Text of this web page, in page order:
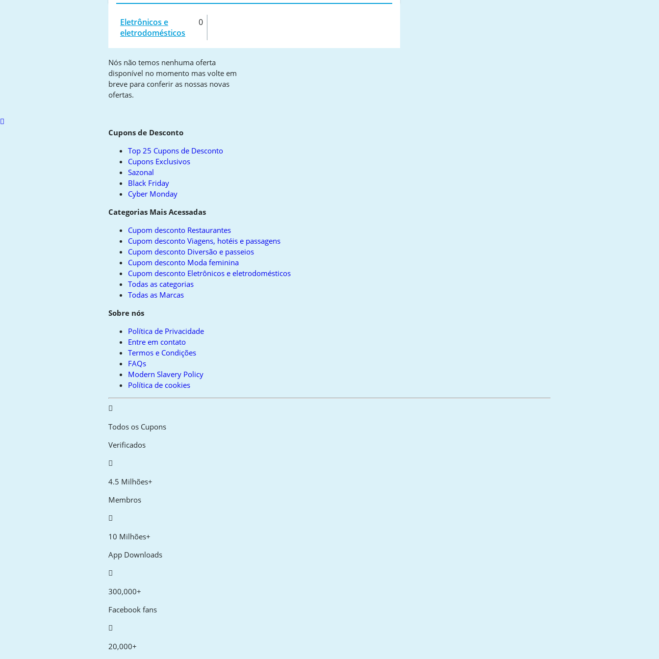
Eletrônicos e
eletrodomésticos
0
Nós não temos nenhuma oferta
disponível no momento mas volte em
breve para conferir as nossas novas
ofertas.
Scroll
Cupons de Desconto
Top 25 Cupons de Desconto
Cupons Exclusivos
Sazonal
Black Friday
Cyber Monday
Categorias Mais Acessadas
Cupom desconto Restaurantes
Cupom desconto Viagens, hotéis e passagens
Cupom desconto Diversão e passeios
Cupom desconto Moda feminina
Cupom desconto Eletrônicos e eletrodomésticos
Todas as categorias
Todas as Marcas
Sobre nós
Política de Privacidade
Entre em contato
Termos e Condições
FAQs
Modern Slavery Policy
Política de cookies
Todos os Cupons
Verificados
4.5 Milhões+
Membros
10 Milhões+
App Downloads
300,000+
Facebook fans
20,000+